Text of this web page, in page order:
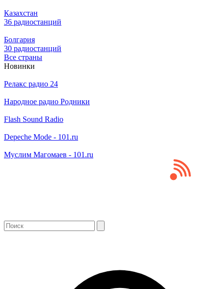
Казахстан
36 радиостанций
Болгария
30 радиостанций
Все страны
Новинки
Релакс радио 24
Народное радио Родники
Flash Sound Radio
Depeche Mode - 101.ru
Муслим Магомаев - 101.ru